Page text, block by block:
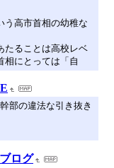
う高市首相の幼稚な
たることは高校レベ
相にとっては「自
部の違法な引き抜き
ログ